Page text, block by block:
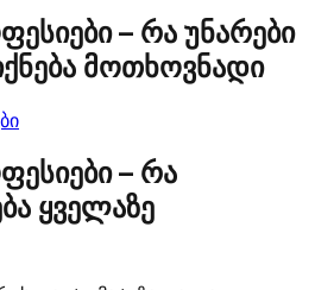
– რა უნარები
მოთხოვნადი
– რა
ყველაზე